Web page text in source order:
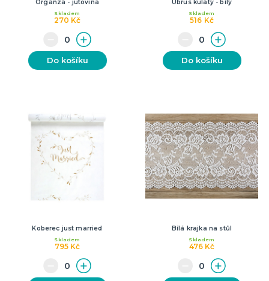
Organza - jutovina
270 Kč
Skladem
Do košíku
Ubrus kulatý - bílý
516 Kč
Skladem
Do košíku
Koberec just married
795 Kč
Skladem
Bílá krajka na stůl
476 Kč
Skladem